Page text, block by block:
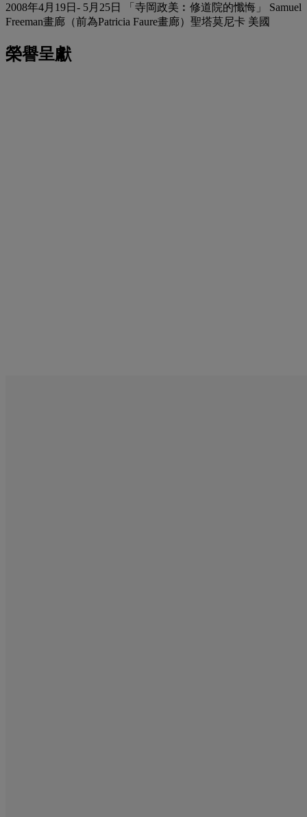
2008年4月19日- 5月25日 「寺岡政美︰修道院的懺悔」 Samuel
Freeman畫廊（前為Patricia Faure畫廊）聖塔莫尼卡 美國
榮譽呈獻